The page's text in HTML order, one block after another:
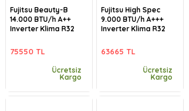
Fujitsu Beauty-B
14.000 BTU/h A++
Inverter Klima R32
75550 TL
Ücretsiz
Kargo
Fujitsu High Spec
9.000 BTU/h A+++
Inverter Klima R32
63665 TL
Ücretsiz
Kargo